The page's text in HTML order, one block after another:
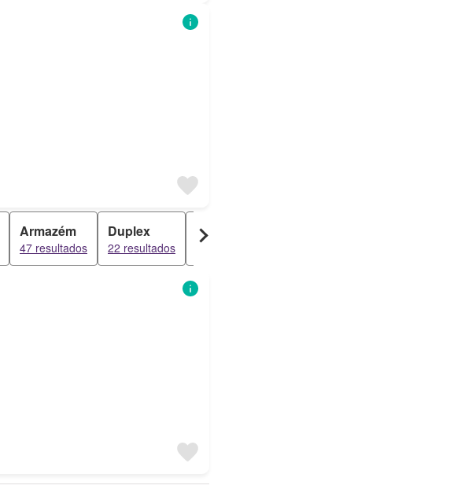
Armazém
47 resultados
Duplex
22 resultados
Terreno
9 resultados